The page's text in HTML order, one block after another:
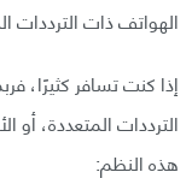
الهواتف ذات الترددات
إذا كنت تسافر كثيرًا،
الترددات المتعددة، أو
هذه النظم: